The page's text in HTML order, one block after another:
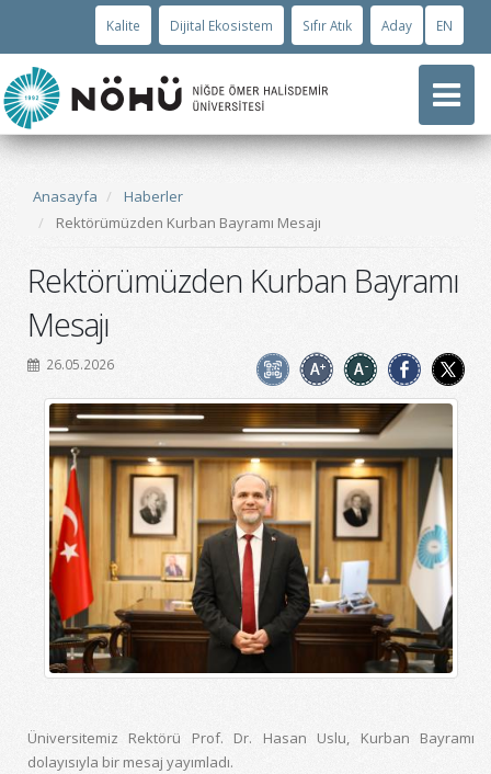
Kalite Dijital Ekosistem Sıfır Atık Aday EN
Anasayfa
Haberler
Rektörümüzden Kurban Bayramı Mesajı
Rektörümüzden Kurban Bayramı
Mesajı
26.05.2026
Üniversitemiz Rektörü Prof. Dr. Hasan Uslu, Kurban Bayramı
dolayısıyla bir mesaj yayımladı.